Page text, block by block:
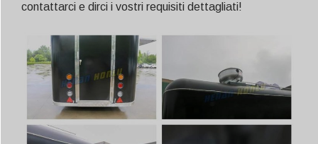
contattarci e dirci i vostri requisiti dettagliati!